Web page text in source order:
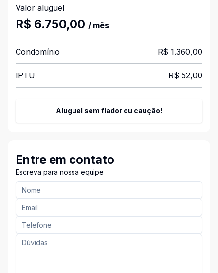
Valor aluguel
R$ 6.750,00 / mês
Condomínio R$ 1.360,00
IPTU R$ 52,00
Aluguel sem fiador ou caução!
Entre em contato
Escreva para nossa equipe